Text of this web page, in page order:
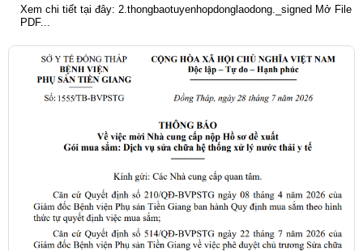
Xem chi tiết tại đây: 2.thongbaotuyenhopdonglaodong._signed Mở File
PDF...